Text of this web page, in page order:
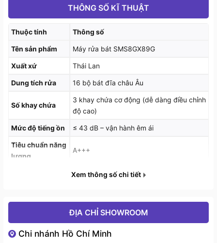
đáng ghi nhận:
nghệ Eco Silence giúp vận hành mạnh mẽ nhưng
vẫn cực kỳ yên tĩnh và tiết kiệm năng lượng.
Mức độ tiếng ồn đạt ≤ 43 dB — đồng nghĩa với
việc máy hoạt động hầu như không gây ồn ào, rất
phù hợp với không gian bếp mở hoặc liền kề
phòng khách.
quả rửa & sấy vào loại A (Cleaning Efficiency Class
không chỉ rửa sạch mà còn sấy khô hiệu quả.
THÔNG SỐ KĨ THUẬT
Thuộc tính Thông số
Tên sản phẩm Máy rửa bát SMS8GX89G
Xuất xứ Thái Lan
Dung tích rửa 16 bộ bát đĩa châu Âu
Số khay chứa
3 khay chứa cơ động (dễ dàng điều chỉnh
độ cao)
Mức độ tiếng ồn ≤ 43 dB – vận hành êm ái
Tiêu chuẩn năng
lượng
A+++
Cleaning Efficiency Class A – Drying
Áp suất nước
≥ 0.3 bar
Tiêu thụ điện
~0.8 kWh/lần rửa
Xem thông số chi tiết
ĐỊA CHỈ SHOWROOM
Chi nhánh Hồ Chí Minh